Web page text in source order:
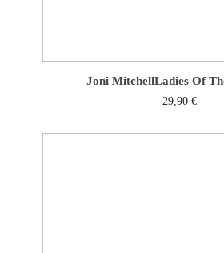
Joni MitchellLadies Of
29,90 €